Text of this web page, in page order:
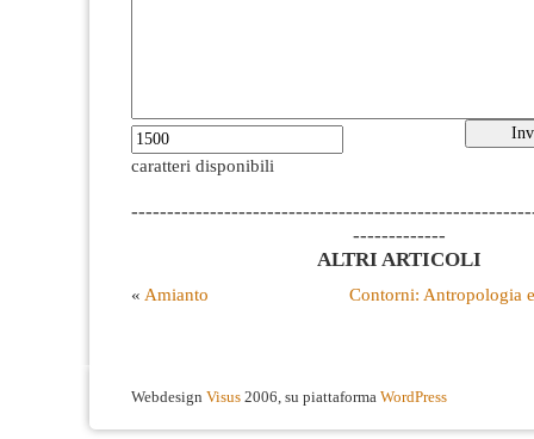
caratteri disponibili
-------------
ALTRI ARTICOLI
« Amianto Contorni: Antropologia
Webdesign Visus 2006, su piattaforma WordPress